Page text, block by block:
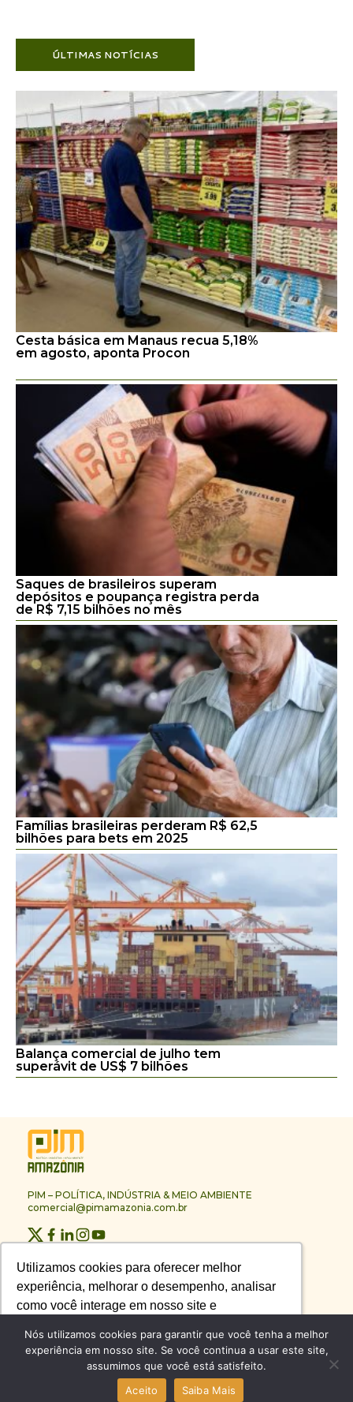
Utilizamos cookies para oferecer melhor
experiência, melhorar o desempenho, analisar
como você interage em nosso site e
Recusar Cookies Aceitar Cookies
Utilizamos cookies para oferecer melhor
experiência, melhorar o desempenho, analisar
como você interage em nosso site e
Recusar Cookies Aceitar Cookies
ÚLTIMAS NOTÍCIAS
Cesta básica em Manaus recua 5,18%
em agosto, aponta Procon
Saques de brasileiros superam
depósitos e poupança registra perda
de R$ 7,15 bilhões no mês
Famílias brasileiras perderam R$ 62,5
bilhões para bets em 2025
Balança comercial de julho tem
superávit de US$ 7 bilhões
PIM – POLÍTICA, INDÚSTRIA & MEIO AMBIENTE
comercial@pimamazonia.com.br
Contato
Publicidade
Melhores Empresas
Circuito PIM Amazônia
© PIM – POLÍTICA, INDÚSTRIA & MEIO AMBIENTE 2026
Nós utilizamos cookies para garantir que você tenha a melhor
experiência em nosso site. Se você continua a usar este site,
assumimos que você está satisfeito.
Aceito
Saiba Mais